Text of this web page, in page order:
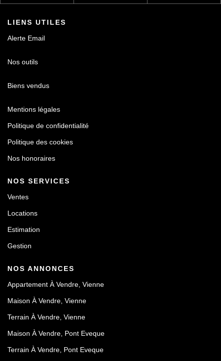
LIENS UTILES
Alerte Email
Nos outils
Biens vendus
Mentions légales
Politique de confidentialité
Politique des cookies
Nos honoraires
NOS SERVICES
Ventes
Locations
Estimation
Gestion
NOS ANNONCES
Appartement À Vendre, Vienne
Maison À Vendre, Vienne
Terrain À Vendre, Vienne
Maison À Vendre, Pont Eveque
Terrain À Vendre, Pont Eveque